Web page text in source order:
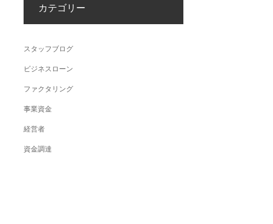
カテゴリー
スタッフブログ
ビジネスローン
ファクタリング
事業資金
経営者
資金調達